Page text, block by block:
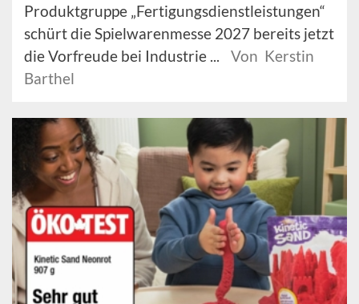
Produktgruppe „Fertigungsdienstleistungen“
schürt die Spielwarenmesse 2027 bereits jetzt
die Vorfreude bei Industrie ...
Von Kerstin
Barthel